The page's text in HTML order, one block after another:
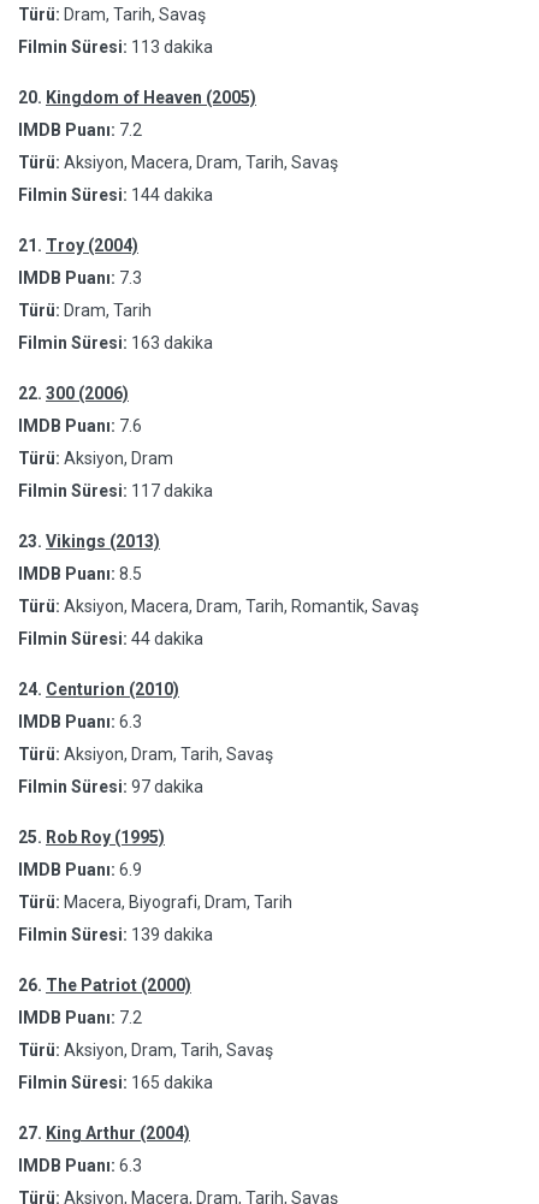
Türü: Dram, Tarih, Savaş
Filmin Süresi: 113 dakika
20. Kingdom of Heaven (2005)
IMDB Puanı: 7.2
Türü: Aksiyon, Macera, Dram, Tarih, Savaş
Filmin Süresi: 144 dakika
21. Troy (2004)
IMDB Puanı: 7.3
Türü: Dram, Tarih
Filmin Süresi: 163 dakika
22. 300 (2006)
IMDB Puanı: 7.6
Türü: Aksiyon, Dram
Filmin Süresi: 117 dakika
23. Vikings (2013)
IMDB Puanı: 8.5
Türü: Aksiyon, Macera, Dram, Tarih, Romantik, Savaş
Filmin Süresi: 44 dakika
24. Centurion (2010)
IMDB Puanı: 6.3
Türü: Aksiyon, Dram, Tarih, Savaş
Filmin Süresi: 97 dakika
25. Rob Roy (1995)
IMDB Puanı: 6.9
Türü: Macera, Biyografi, Dram, Tarih
Filmin Süresi: 139 dakika
26. The Patriot (2000)
IMDB Puanı: 7.2
Türü: Aksiyon, Dram, Tarih, Savaş
Filmin Süresi: 165 dakika
27. King Arthur (2004)
IMDB Puanı: 6.3
Türü: Aksiyon, Macera, Dram, Tarih, Savaş